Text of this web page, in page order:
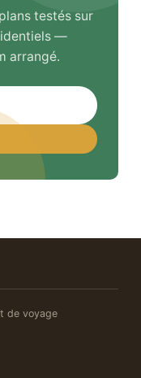
testés sur
—
arrangé.
de voyage